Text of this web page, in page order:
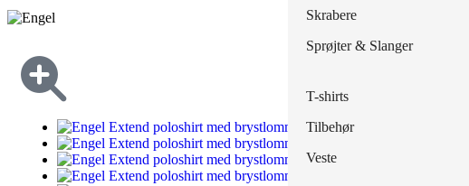
T-shirts
Tilbehør
Veste
Skrabere
Sprøjter & Slanger